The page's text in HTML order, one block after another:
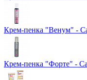
Крем-пенка "Венум" -
Крем-пенка "Форте" -